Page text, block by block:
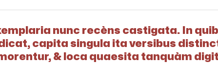
nunc recèns castigata. In
capita singula ita versibus
& loca quaesita tanquàm